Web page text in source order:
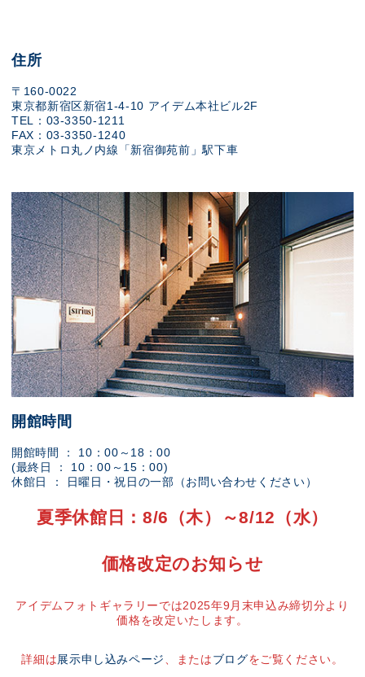
住所
〒160-0022
東京都新宿区新宿1-4-10 アイデム本社ビル2F
TEL：03-3350-1211
FAX：03-3350-1240
東京メトロ丸ノ内線「新宿御苑前」駅下車
開館時間
開館時間 ： 10：00～18：00
(最終日 ： 10：00～15：00)
休館日 ： 日曜日・祝日の一部（お問い合わせください）
夏季休館日：8/6（木）～8/12（水）
価格改定のお知らせ
アイデムフォトギャラリーでは2025年9月末申込み締切分より
価格を改定いたします。
詳細は展示申し込みページ 、またはブログをご覧ください。